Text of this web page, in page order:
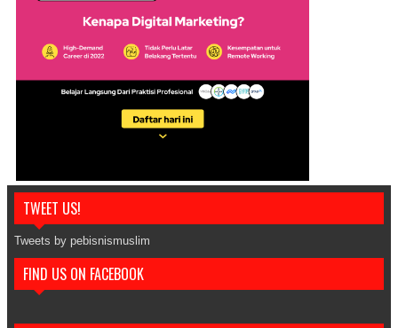
TWEET US!
Tweets by pebisnismuslim
FIND US ON FACEBOOK